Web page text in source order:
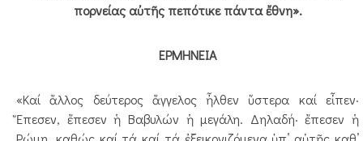
πορνείας αὐτῆς πεπότικε πάντα ἔθνη».
ΕΡΜΗΝΕΙΑ
«Καί ἄλλος δεύτερος ἄγγελος ἦλθεν ὕστερα καί εἶπεν·
Ἔπεσεν, ἔπεσεν ἡ Βαβυλών ἡ μεγάλη. Δηλαδή· ἔπεσεν ἡ